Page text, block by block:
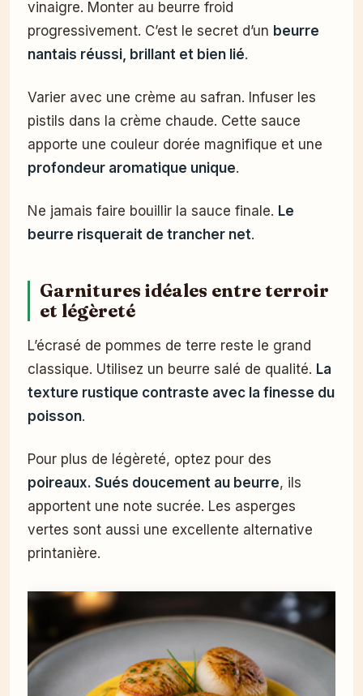
vinaigre. Monter au beurre froid
progressivement. C’est le secret d’un beurre
nantais réussi, brillant et bien lié.
Varier avec une crème au safran. Infuser les
pistils dans la crème chaude. Cette sauce
apporte une couleur dorée magnifique et une
profondeur aromatique unique.
Ne jamais faire bouillir la sauce finale. Le
beurre risquerait de trancher net.
Garnitures idéales entre terroir
et légèreté
L’écrasé de pommes de terre reste le grand
classique. Utilisez un beurre salé de qualité. La
texture rustique contraste avec la finesse du
poisson.
Pour plus de légèreté, optez pour des
poireaux. Sués doucement au beurre, ils
apportent une note sucrée. Les asperges
vertes sont aussi une excellente alternative
printanière.